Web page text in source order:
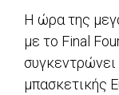
Η ώρα της
με το Final
μπασκετικής